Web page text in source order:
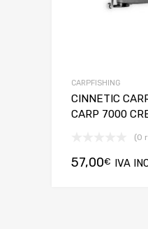
CARPFISHING
CINNETIC
CARP 7000
(0
57,00€ IVA